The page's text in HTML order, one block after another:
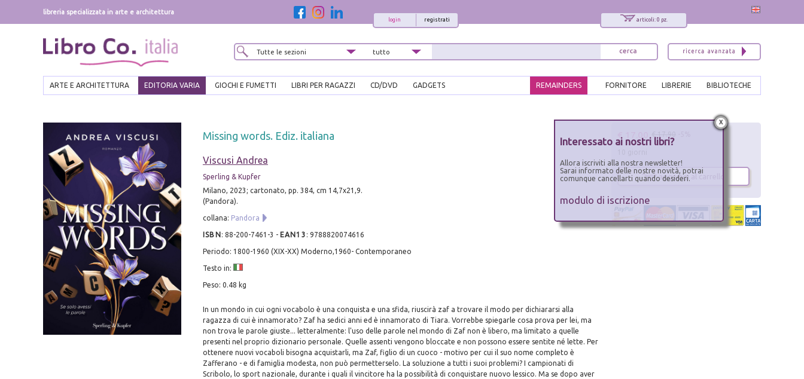
libreria specializzata in arte e architettura
articoli: 0 pz.
registrati
login
ARTE E ARCHITETTURA EDITORIA VARIA GIOCHI E FUMETTI LIBRI PER RAGAZZI CD/DVD GADGETS BIBLIOTECHE
LIBRERIE
FORNITORE
REMAINDERS
Missing words. Ediz. italiana
Viscusi Andrea
Sperling & Kupfer
Milano, 2023; cartonato, pp. 384, cm 14,7x21,9.
(Pandora).
collana: Pandora
ISBN : 88-200-7461-3 - EAN13 : 9788820074616
Periodo: 1800-1960 (XIX-XX) Moderno,1960- Contemporaneo
Testo in:
Peso: 0.48 kg
In un mondo in cui ogni vocabolo è una conquista e una sfida, riuscirà zaf a trovare il modo per dichiararsi alla
ragazza di cui è innamorato? Zaf ha sedici anni ed è innamorato di Tiara. Vorrebbe spiegarle cosa prova per lei, ma
non trova le parole giuste... letteralmente: l'uso delle parole nel mondo di Zaf non è libero, ma limitato a quelle
presenti nel proprio dizionario personale. Quelle assenti vengono bloccate e non possono essere sentite né lette. Per
ottenere nuovi vocaboli bisogna acquistarli, ma Zaf, figlio di un cuoco - motivo per cui il suo nome completo è
Zafferano - e di famiglia modesta, non può permetterselo. La soluzione a tutti i suoi problemi? I campionati di
Scribolo, lo sport nazionale, durante i quali il vincitore ha la possibilità di conquistare nuovo lessico. Ma se dopo aver
€ 17.00
aggiungi al carrello
x
Interessato ai nostri libri?
Allora iscriviti alla nostra newsletter!
Sarai informato delle nostre novità, potrai
comunque cancellarti quando desideri.
modulo di iscrizione